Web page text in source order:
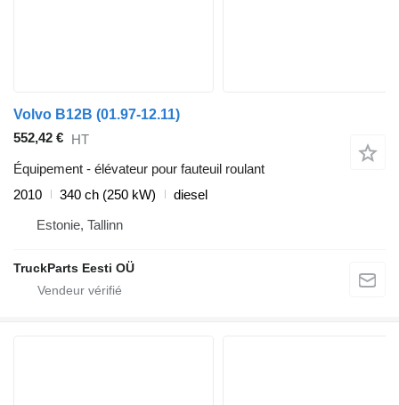
Volvo B12B (01.97-12.11)
552,42 € HT
Équipement - élévateur pour fauteuil roulant
2010
340 ch (250 kW)
diesel
Estonie, Tallinn
TruckParts Eesti OÜ